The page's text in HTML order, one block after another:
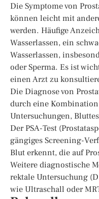
Die Symptome von
können leicht mit
werden. Häufige
Wasserlassen, ein
Wasserlassen,
oder Sperma. Es ist
einen Arzt zu
Die Diagnose von
durch eine
Untersuchungen,
Der PSA-Test
gängiges Screening-
Blut erkennt, die auf
Weitere diagnostische
rektale Untersuchung
wie Ultraschall oder